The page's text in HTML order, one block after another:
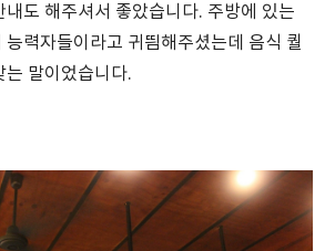
내도 해주셔서 좋았습니다. 주방에 있는
능력자들이라고 귀띔해주셨는데 음식 퀄
는 말이었습니다.